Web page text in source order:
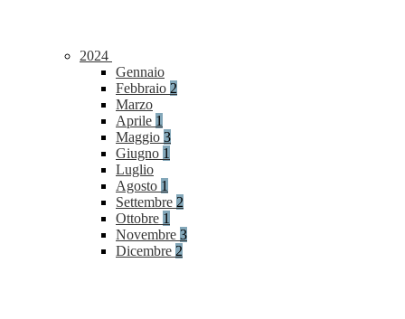
2024
Gennaio
Febbraio 2
Marzo
Aprile 1
Maggio 3
Giugno 1
Luglio
Agosto 1
Settembre 2
Ottobre 1
Novembre 3
Dicembre 2